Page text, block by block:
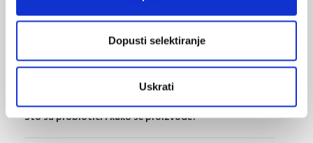
Dopusti selektiranje
Uskrati
14.07.2016.
Nesteroidni antireumatici i gastrointestinalna
Što su probiotici i kako se proizvode?